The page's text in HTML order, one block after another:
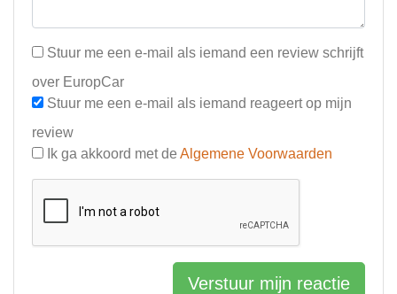
Stuur me een e-mail als iemand een review schrijft
over EuropCar
Stuur me een e-mail als iemand reageert op mijn
review
Ik ga akkoord met de Algemene Voorwaarden
Verstuur mijn reactie